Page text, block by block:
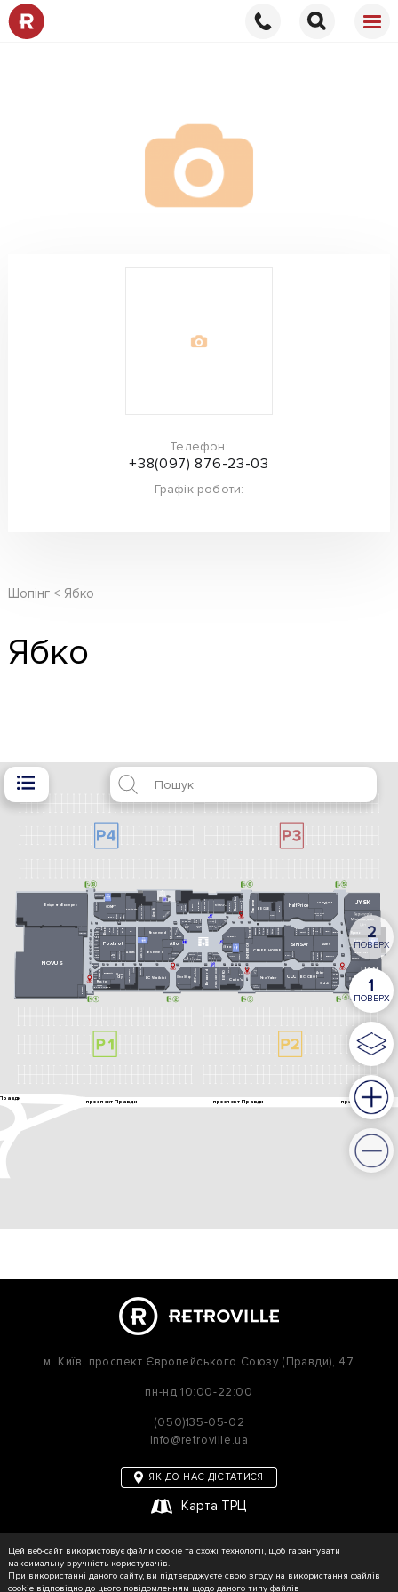
Телефон:
+38(097) 876-23-03
Графік роботи:
Шопінг Ябко
Ябко
м. Київ, проспект Європейського Союзу (Правди), 47
пн-нд 10:00-22:00
(050)135-05-02
Info@retroville.ua
ЯК ДО НАС ДІСТАТИСЯ
Карта ТРЦ
Цей веб-сайт використовує файли cookie та схожі технології, щоб гарантувати
максимальну зручність користувачів.
При використанні даного сайту, ви підтверджуєте свою згоду на використання файлів
cookie відповідно до цього повідомленням щодо даного типу файлів